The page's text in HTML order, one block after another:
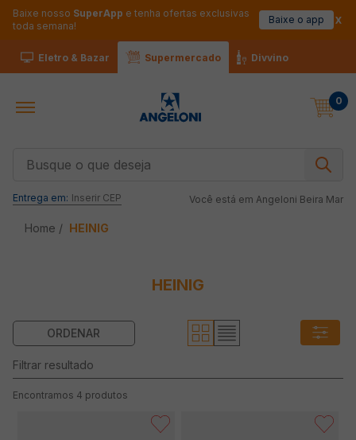
Baixe nosso SuperApp e tenha ofertas exclusivas
toda semana!
Baixe o app
Eletro & Bazar Supermercado Divvino
0
Você está em Angeloni Beira Mar
Entrega em: Inserir CEP
HEINIG
HEINIG
4 produtos